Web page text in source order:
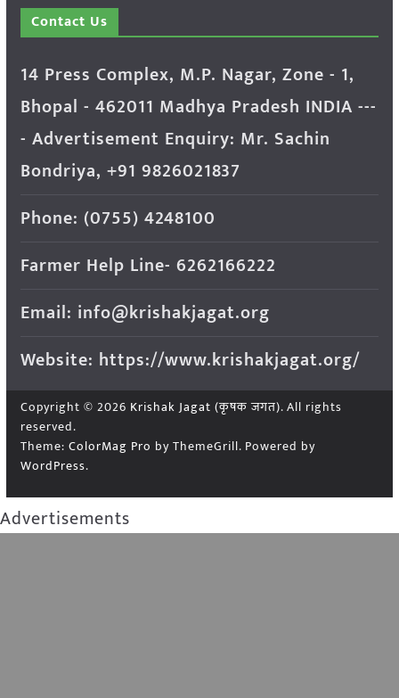
Contact Us
14 Press Complex, M.P. Nagar, Zone - 1,
Bhopal - 462011 Madhya Pradesh INDIA ---
- Advertisement Enquiry: Mr. Sachin
Bondriya, +91 9826021837
Phone: (0755) 4248100
Farmer Help Line- 6262166222
Email: info@krishakjagat.org
Website: https://www.krishakjagat.org/
Copyright © 2026 Krishak Jagat (कृषक जगत). All rights
reserved.
Theme: ColorMag Pro by ThemeGrill. Powered by
WordPress.
Advertisements